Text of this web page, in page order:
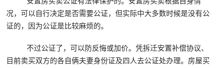
况，可以自行决定是否需要公证，但实际中大多数时候是没有公
证的，因为公证是比较麻烦的。
不过公证了，可以防反悔或加价。凭拆迁安置补偿协议、
目前卖买双方的各自俩夫妻身份证及四人去公证处办理。房屋买